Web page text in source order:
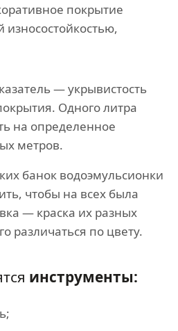
покрытие
износостойкостью,
— укрывистость
Одного литра
на определенное
метров.
банок водоэмульсионки
чтобы на всех была
— краска их разных
различаться по цвету.
инструменты: